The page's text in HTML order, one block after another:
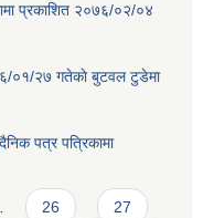
प्रकाशित २०७६/०२/०४
०१/२७ गतेकाे बुटवल टुडेमा
पत्र पत्रिकामा
26 27